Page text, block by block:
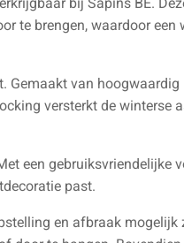
te brengen, waardoor een
van hoogwaardig
versterkt de winterse
een gebruiksvriendelijke
past.
en afbraak mogelijk